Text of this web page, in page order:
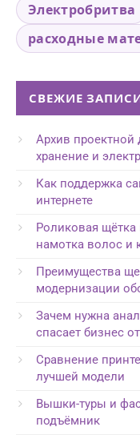
Электробритва
расходные
СВЕЖИЕ
Архив проектной
хранение и
Как поддержка
интернете
Роликовая щётка
намотка волос и
Преимущества
модернизации
Зачем нужна
спасает бизнес
Сравнение
лучшей модели
Вышки-туры и
подъёмник